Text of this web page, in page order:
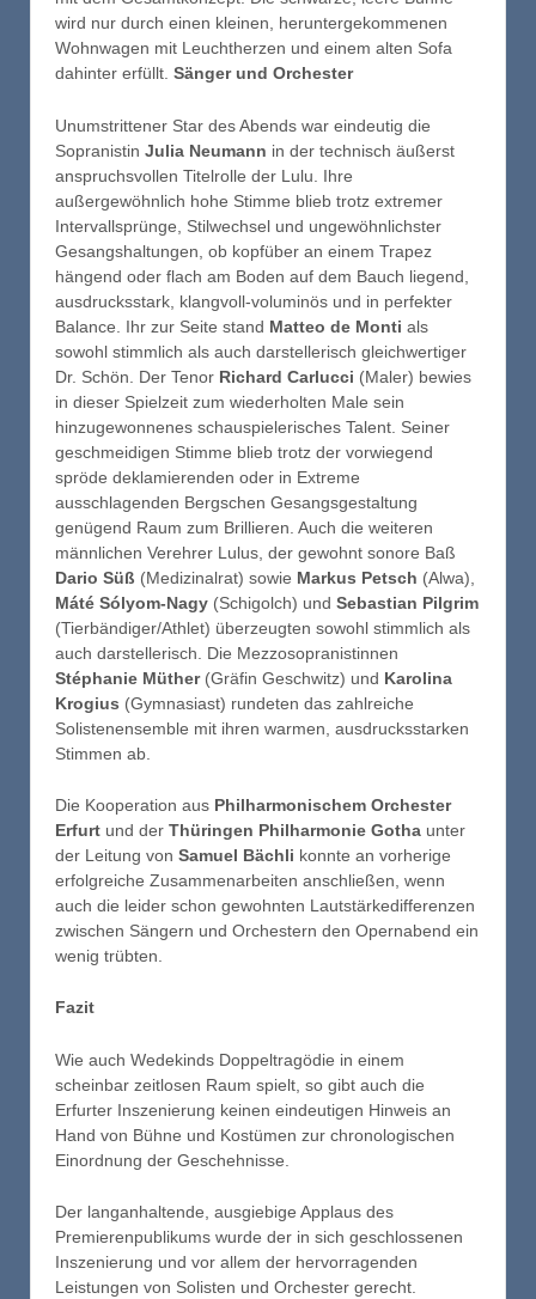
wird nur durch einen kleinen, heruntergekommenen
Wohnwagen mit Leuchtherzen und einem alten Sofa
dahinter erfüllt. Sänger und Orchester
Unumstrittener Star des Abends war eindeutig die
Sopranistin Julia Neumann in der technisch äußerst
anspruchsvollen Titelrolle der Lulu. Ihre
außergewöhnlich hohe Stimme blieb trotz extremer
Intervallsprünge, Stilwechsel und ungewöhnlichster
Gesangshaltungen, ob kopfüber an einem Trapez
hängend oder flach am Boden auf dem Bauch liegend,
ausdrucksstark, klangvoll-voluminös und in perfekter
Balance. Ihr zur Seite stand Matteo de Monti als
sowohl stimmlich als auch darstellerisch gleichwertiger
Dr. Schön. Der Tenor Richard Carlucci (Maler) bewies
in dieser Spielzeit zum wiederholten Male sein
hinzugewonnenes schauspielerisches Talent. Seiner
geschmeidigen Stimme blieb trotz der vorwiegend
spröde deklamierenden oder in Extreme
ausschlagenden Bergschen Gesangsgestaltung
genügend Raum zum Brillieren. Auch die weiteren
männlichen Verehrer Lulus, der gewohnt sonore Baß
Dario Süß (Medizinalrat) sowie Markus Petsch (Alwa),
Máté Sólyom-Nagy (Schigolch) und Sebastian Pilgrim
(Tierbändiger/Athlet) überzeugten sowohl stimmlich als
auch darstellerisch. Die Mezzosopranistinnen
Stéphanie Müther(Gräfin Geschwitz) und Karolina
Krogius (Gymnasiast) rundeten das zahlreiche
Solistenensemble mit ihren warmen, ausdrucksstarken
Stimmen ab.
Die Kooperation aus Philharmonischem Orchester
Erfurt und der Thüringen Philharmonie Gotha unter
der Leitung von Samuel Bächli konnte an vorherige
erfolgreiche Zusammenarbeiten anschließen, wenn
auch die leider schon gewohnten Lautstärkedifferenzen
zwischen Sängern und Orchestern den Opernabend ein
wenig trübten.
Fazit
Wie auch Wedekinds Doppeltragödie in einem
scheinbar zeitlosen Raum spielt, so gibt auch die
Erfurter Inszenierung keinen eindeutigen Hinweis an
Hand von Bühne und Kostümen zur chronologischen
Einordnung der Geschehnisse.
Der langanhaltende, ausgiebige Applaus des
Premierenpublikums wurde der in sich geschlossenen
Inszenierung und vor allem der hervorragenden
Leistungen von Solisten und Orchester gerecht.